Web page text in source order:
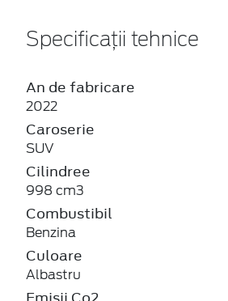
2022
Caroserie
SUV
Cilindree
998 cm3
Combustibil
Benzina
Culoare
Albastru
Emisii Co2